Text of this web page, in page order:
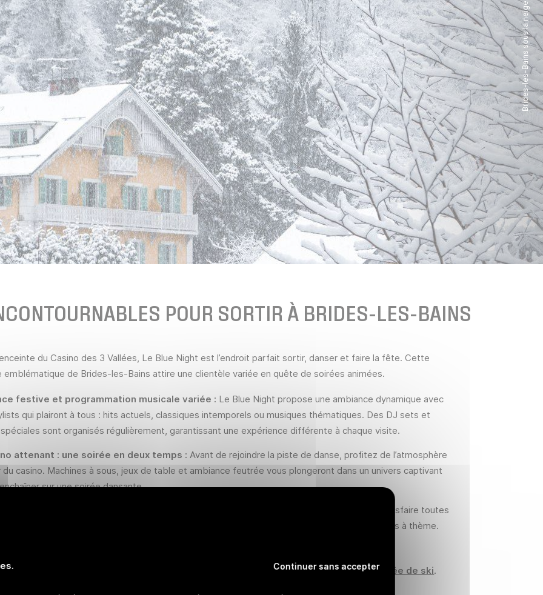
Brides-les-Bains sous la neige
POUR SORTIR À BRIDES-LES-BAINS
du Casino des 3 Vallées, Le Blue Night est l’endroit parfait sortir, danser et faire la fête. Cette
emblématique de Brides-les-Bains attire une clientèle variée en quête de soirées animées.
festive et programmation musicale variée : Le Blue Night propose une ambiance dynamique avec
qui plairont à tous : hits actuels, classiques intemporels ou musiques thématiques. Des DJ sets et
sont organisés régulièrement, garantissant une expérience différente à chaque visite.
attenant : une soirée en deux temps : Avant de rejoindre la piste de danse, profitez de l’atmosphère
du casino. Machines à sous, jeux de table et ambiance feutrée vous plongeront dans un univers captivant
sur une soirée dansante.
Le bar de la boîte de nuit propose une carte de boissons variées pour satisfaire toutes
Profitez également des animations spéciales, comme des performances live ou des soirées à thème.
un lieu incontournable pour partager un moment entre amis ou se détendre aprèsune journée de ski.
Continuer sans accepter